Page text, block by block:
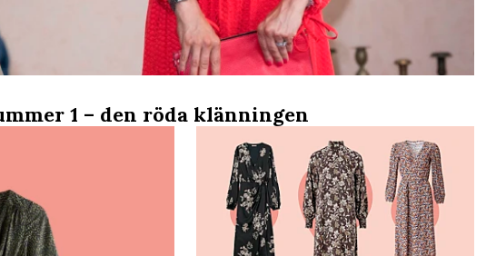
1 – den röda klänningen